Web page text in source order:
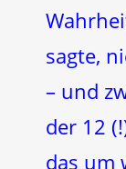
sagte,
– und
der 12
das um